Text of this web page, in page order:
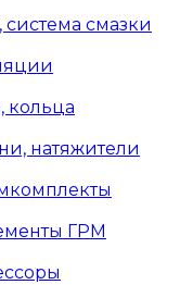
смазки
кольца
натяжители
ГРМ